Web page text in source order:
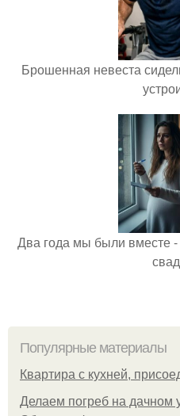
Брошенная невеста
Два года мы были вместе
Популярные материалы
Квартира с кухней,
Делаем погреб на дачном